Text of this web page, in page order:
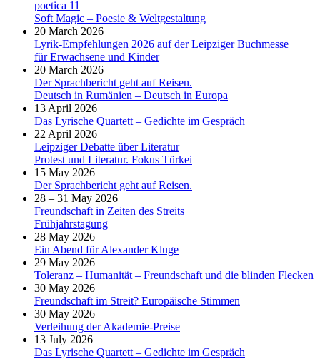
poetica 11
Soft Magic – Poesie & Weltgestaltung
20 March 2026
Lyrik-Empfehlungen 2026 auf der Leipziger Buchmesse
für Erwachsene und Kinder
20 March 2026
Der Sprachbericht geht auf Reisen.
Deutsch in Rumänien – Deutsch in Europa
13 April 2026
Das Lyrische Quartett – Gedichte im Gespräch
22 April 2026
Leipziger Debatte über Literatur
Protest und Literatur. Fokus Türkei
15 May 2026
Der Sprachbericht geht auf Reisen.
28 – 31 May 2026
Freundschaft in Zeiten des Streits
Frühjahrstagung
28 May 2026
Ein Abend für Alexander Kluge
29 May 2026
Toleranz – Humanität – Freundschaft und die blinden Flecken
30 May 2026
Freundschaft im Streit? Europäische Stimmen
30 May 2026
Verleihung der Akademie-Preise
13 July 2026
Das Lyrische Quartett – Gedichte im Gespräch